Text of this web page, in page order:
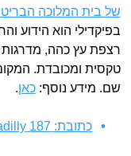
של בית המלוכה
בפיקדילי הוא הידוע
רצפת עץ כהה, מדרגות
טקסית ומכובדת.
שם. מידע נוסף:כאן.
כתובת: 187 Piccadilly